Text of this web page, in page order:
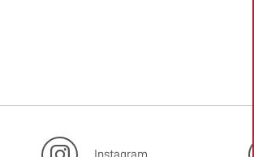
Instagram